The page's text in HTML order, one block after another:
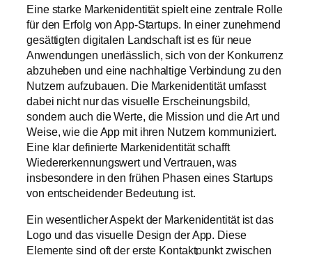
Eine starke Markenidentität spielt eine zentrale Rolle
für den Erfolg von App-Startups. In einer zunehmend
gesättigten digitalen Landschaft ist es für neue
Anwendungen unerlässlich, sich von der Konkurrenz
abzuheben und eine nachhaltige Verbindung zu den
Nutzern aufzubauen. Die Markenidentität umfasst
dabei nicht nur das visuelle Erscheinungsbild,
sondern auch die Werte, die Mission und die Art und
Weise, wie die App mit ihren Nutzern kommuniziert.
Eine klar definierte Markenidentität schafft
Wiedererkennungswert und Vertrauen, was
insbesondere in den frühen Phasen eines Startups
von entscheidender Bedeutung ist.
Ein wesentlicher Aspekt der Markenidentität ist das
Logo und das visuelle Design der App. Diese
Elemente sind oft der erste Kontaktpunkt zwischen